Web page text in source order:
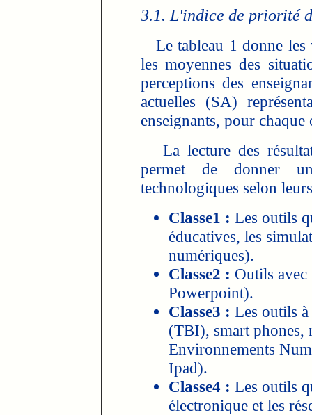
3.1. L'indice de priorité
Le tableau 1 donne les
les moyennes des
perceptions des
actuelles (SA)
enseignants, pour
La lecture des
permet de donner
technologiques selon
Classe1 : Les outils
éducatives, les
numériques).
Classe2 : Outils
Powerpoint).
Classe3 : Les outils
(TBI), smart
Environnements
Ipad).
Classe4 : Les outils
électronique et les